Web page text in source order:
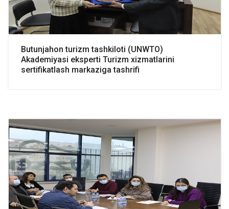
Butunjahon turizm tashkiloti (UNWTO)
Akademiyasi eksperti Turizm xizmatlarini
sertifikatlash markaziga tashrifi